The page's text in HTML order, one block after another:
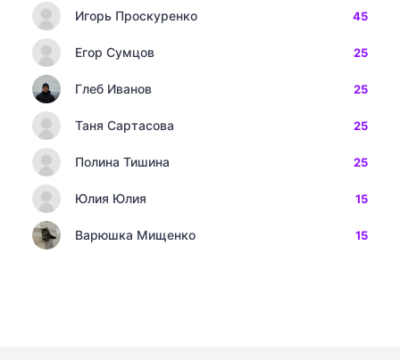
Игорь Проскуренко 45
Егор Сумцов 25
Глеб Иванов 25
Таня Сартасова 25
Полина Тишина 25
Юлия Юлия 15
Варюшка Мищенко 15